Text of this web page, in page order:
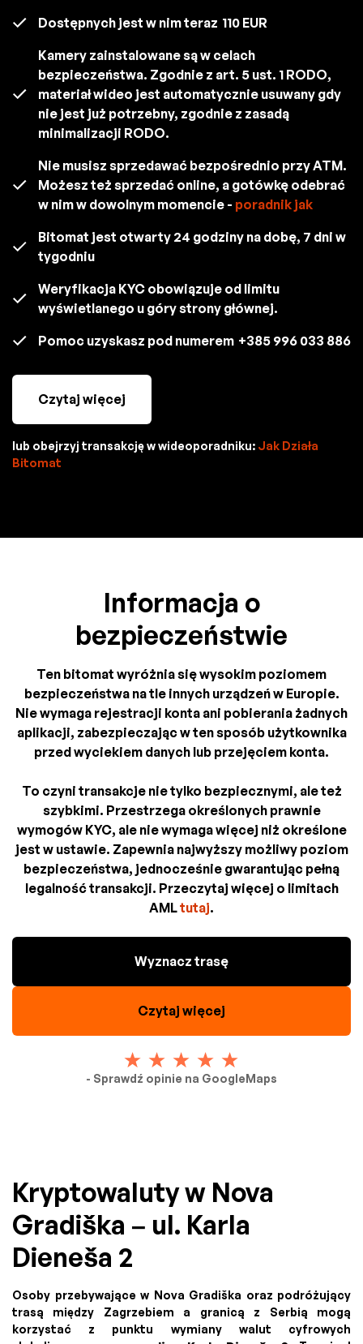
Dostępnych jest w nim teraz 110 EUR
Kamery zainstalowane są w celach
bezpieczeństwa. Zgodnie z art. 5 ust. 1 RODO,
materiał wideo jest automatycznie usuwany gdy
nie jest już potrzebny, zgodnie z zasadą
minimalizacji RODO.
Nie musisz sprzedawać bezpośrednio przy ATM.
Możesz też sprzedać online, a gotówkę odebrać
w nim w dowolnym momencie - poradnik jak
Bitomat jest otwarty 24 godziny na dobę, 7 dni w
tygodniu
Weryfikacja KYC obowiązuje od limitu
wyświetlanego u góry strony głównej.
Pomoc uzyskasz pod numerem +385 996 033 886
Czytaj więcej
lub obejrzyj transakcję w wideoporadniku: Jak Działa
Bitomat
Informacja o
bezpieczeństwie
Ten bitomat wyróżnia się wysokim poziomem
bezpieczeństwa na tle innych urządzeń w Europie.
Nie wymaga rejestracji konta ani pobierania żadnych
aplikacji, zabezpieczając w ten sposób użytkownika
przed wyciekiem danych lub przejęciem konta.
To czyni transakcje nie tylko bezpiecznymi, ale też
szybkimi. Przestrzega określonych prawnie
wymogów KYC, ale nie wymaga więcej niż określone
jest w ustawie. Zapewnia najwyższy możliwy poziom
bezpieczeństwa, jednocześnie gwarantując pełną
legalność transakcji. Przeczytaj więcej o limitach
AMLtutaj.
Wyznacz trasę
Czytaj więcej
- Sprawdź opinie na GoogleMaps
Kryptowaluty w Nova
Gradiška – ul. Karla
Dieneša 2
Osoby przebywające w Nova Gradiška oraz podróżujący
trasą między Zagrzebiem a granicą z Serbią mogą
korzystać z punktu wymiany walut cyfrowych